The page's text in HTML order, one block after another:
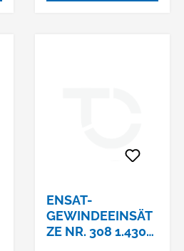
ENSAT-
GEWINDEEINSÄT
ZE NR. 308 1.4305